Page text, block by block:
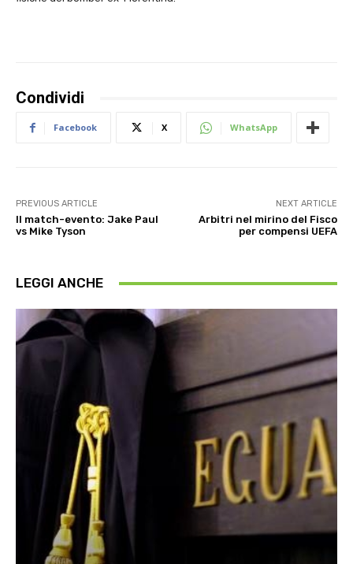
Condividi
Facebook X WhatsApp
PREVIOUS ARTICLE
Il match-evento: Jake Paul
vs Mike Tyson
NEXT ARTICLE
Arbitri nel mirino del Fisco
per compensi UEFA
LEGGI ANCHE